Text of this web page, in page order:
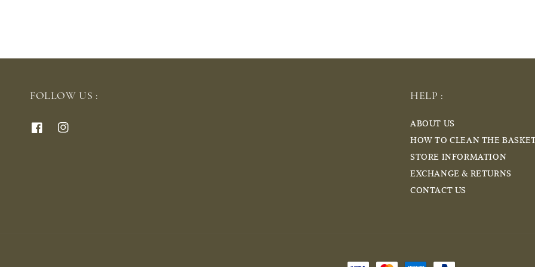
FOLLOW US : HELP :
ABOUT US
HOW TO CLEAN THE
STORE INFORMATION
EXCHANGE & RETURNS
CONTACT US